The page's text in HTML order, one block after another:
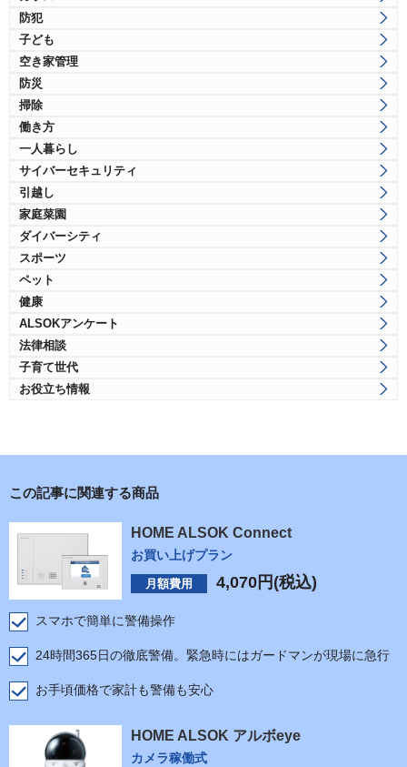
防犯
子ども
空き家管理
防災
掃除
働き方
一人暮らし
サイバーセキュリティ
引越し
家庭菜園
ダイバーシティ
スポーツ
ペット
健康
ALSOKアンケート
法律相談
子育て世代
お役立ち情報
この記事に関連する商品
HOME ALSOK Connect
お買い上げプラン
月額費用 4,070 円(税込)
スマホで簡単に警備操作
24時間365日の徹底警備。緊急時にはガードマンが現場に急行
お手頃価格で家計も警備も安心
HOME ALSOK アルボeye
カメラ稼働式